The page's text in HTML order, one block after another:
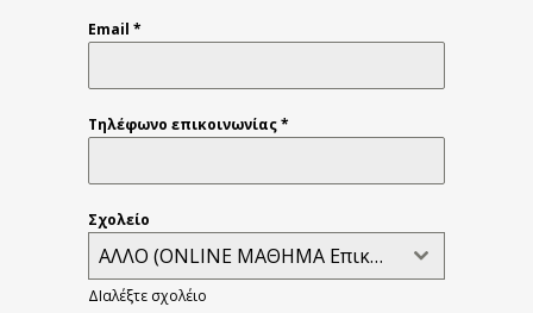
Email *
Τηλέφωνο επικοινωνίας*
Σχολείο
ΑΛΛΟ (ΟΝLINE MAΘΗΜΑ Επικοινωνήστε περιορισμενη διαθεσιμότητα)
ΔΙαλέξτε σχολέιο